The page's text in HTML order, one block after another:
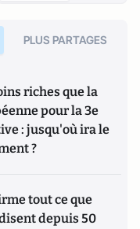
PLUS PARTAGES
riches que la
pour la 3e
: jusqu'où ira le
?
tout ce que
depuis 50